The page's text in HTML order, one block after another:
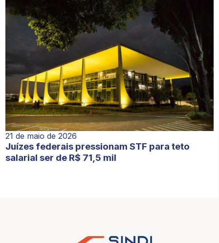
21 de maio de 2026
Juízes federais pressionam STF para teto
salarial ser de R$ 71,5 mil